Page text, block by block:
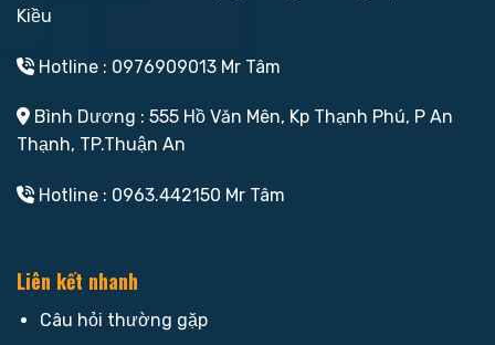
Kiều
Hotline : 0976909013 Mr Tâm
Bình Dương : 555 Hồ Văn Mên, Kp Thạnh Phú, P An
Thạnh, TP.Thuận An
Hotline : 0963.442150 Mr Tâm
Liên kết nhanh
Câu hỏi thường gặp